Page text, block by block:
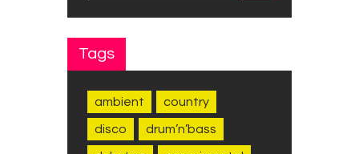
Tags
ambient country
disco drum’n’bass